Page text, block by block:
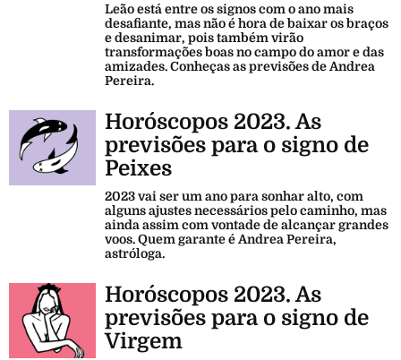
Leão está entre os signos com o ano mais
desafiante, mas não é hora de baixar os braços
e desanimar, pois também virão
transformações boas no campo do amor e das
amizades. Conheças as previsões de Andrea
Pereira.
Horóscopos 2023. As
previsões para o signo de
Peixes
2023 vai ser um ano para sonhar alto, com
alguns ajustes necessários pelo caminho, mas
ainda assim com vontade de alcançar grandes
voos. Quem garante é Andrea Pereira,
astróloga.
Horóscopos 2023. As
previsões para o signo de
Virgem